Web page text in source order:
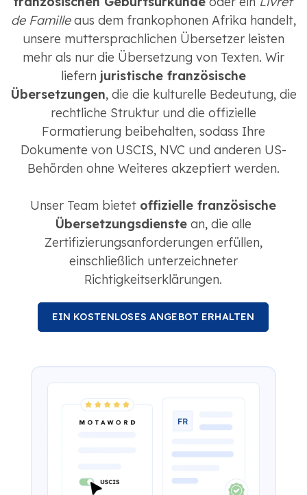
de Familleaus dem frankophonen Afrika handelt,
unsere muttersprachlichen Übersetzer leisten
mehr als nur die Übersetzung von Texten. Wir
liefern juristische französische
Übersetzungen, die die kulturelle Bedeutung, die
rechtliche Struktur und die offizielle
Formatierung beibehalten, sodass Ihre
Dokumente von USCIS, NVC und anderen US-
Behörden ohne Weiteres akzeptiert werden.
Unser Team bietet offizielle französische
Übersetzungsdienste an, die alle
Zertifizierungsanforderungen erfüllen,
einschließlich unterzeichneter
Richtigkeitserklärungen.
EIN KOSTENLOSES ANGEBOT ERHALTEN